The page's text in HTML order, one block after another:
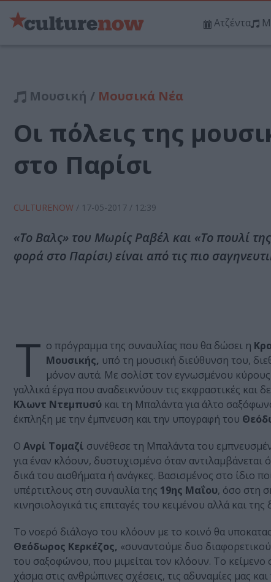
Ατζέντα
Μουσική / Μουσικά Νέα
Οι πόλεις της
στο Παρίσι
CULTURENOW / 17-05-2017 / 12:39
«Το Βαλς» του Μωρίς Ραβέλ και «Το πουλί
φορά στο Παρίσι) είναι από τις πιο
Τ ο πρόγραμμα της συναυλίας που θα δώσει η
Μουσικής, υπό τη μουσική διεύθυνση του,
μόνον αυτά. Με σολίστ τον εγνωσμένου
γαλλικά έργα που αναδεικνύουν τις εκφραστικές
Κλωντ Ντεμπυσύ και τη Μπαλάντα για άλτο
έκπληξη με την έμπνευση και την υπογραφή του
Ο Ανρί Τομαζί συνέθεσε τη Μπαλάντα του
για έναν κλόουν, δυστυχισμένο όταν αντιλαμβάνεται
δικά του αισθήματα ή ανάγκες. Βασισμένος στο ίδιο
υπέρτιτλους στη συναυλία της 19ης Μαΐου, όσο στη
κινησιολογικά τις επιταγές του κειμένου αλλά και της
Το νοερό διάλογο του κλόουν με το κοινό θα
Θεόδωρος Κερκέζος, «συναντούμε δυο
του σαξοφώνου, που μιμείται τον κλόουν. Το
χάσμα στις ανθρώπινες σχέσεις, τις αδυναμίες μας